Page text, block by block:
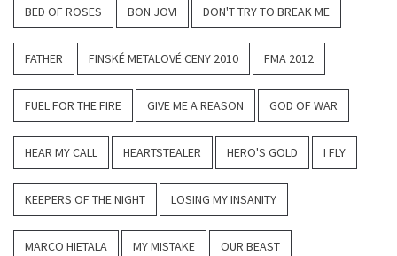
BED OF ROSES BON JOVI DON'T TRY TO BREAK ME
FATHER FINSKÉ METALOVÉ CENY 2010 FMA 2012
FUEL FOR THE FIRE GIVE ME A REASON GOD OF WAR
HEAR MY CALL HEARTSTEALER HERO'S GOLD I FLY
KEEPERS OF THE NIGHT LOSING MY INSANITY
MARCO HIETALA MY MISTAKE OUR BEAST